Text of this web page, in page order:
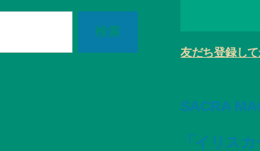
友だち登録し
SACRA
「イリス